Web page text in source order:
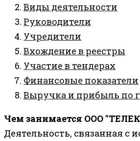
Виды деятельности
Руководители
Учредители
Вхождение в реестры
Участие в тендерах
Финансовые показатели
Выручка и прибыль по
Чем занимается ООО
Деятельность, связанная